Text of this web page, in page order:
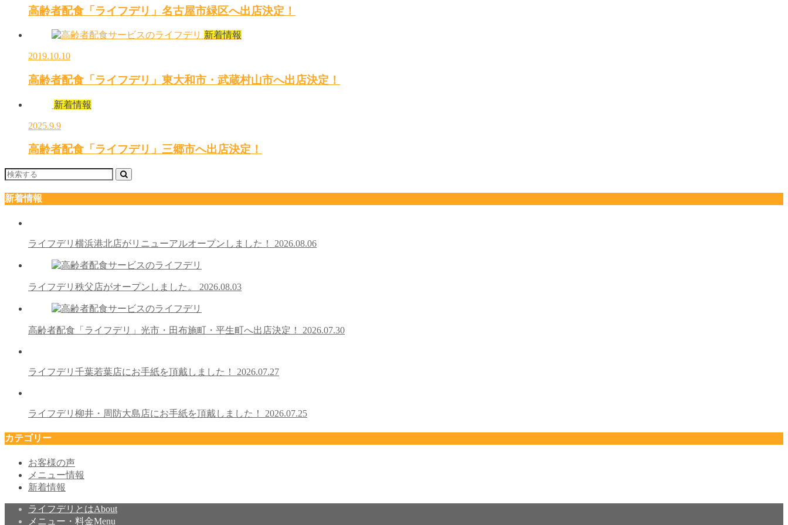
高齢者配食「ライフデリ」名古屋市緑区へ出店決定！
新着情報
2019.10.10
高齢者配食「ライフデリ」東大和市・武蔵村山市へ出店決定！
新着情報
2025.9.9
高齢者配食「ライフデリ」三郷市へ出店決定！
新着情報
ライフデリ横浜港北店がリニューアルオープンしました！ 2026.08.06
ライフデリ秩父店がオープンしました。 2026.08.03
高齢者配食「ライフデリ」光市・田布施町・平生町へ出店決定！ 2026.07.30
ライフデリ千葉若葉店にお手紙を頂戴しました！ 2026.07.27
ライフデリ柳井・周防大島店にお手紙を頂戴しました！ 2026.07.25
カテゴリー
お客様の声
メニュー情報
新着情報
ライフデリとはAbout
メニュー・料金Menu